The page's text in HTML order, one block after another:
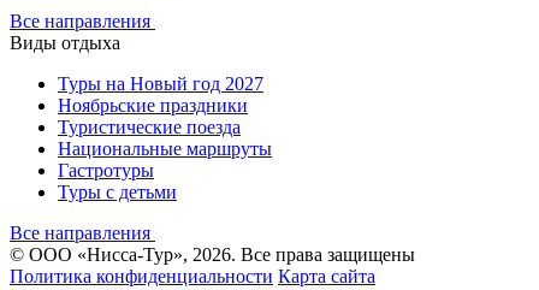
Все направления
Виды отдыха
Туры на Новый год 2027
Ноябрьские праздники
Туристические поезда
Национальные маршруты
Гастротуры
Туры с детьми
Все направления
© ООО «Нисса-Тур», 2026. Все права защищены
Политика конфиденциальности Карта сайта